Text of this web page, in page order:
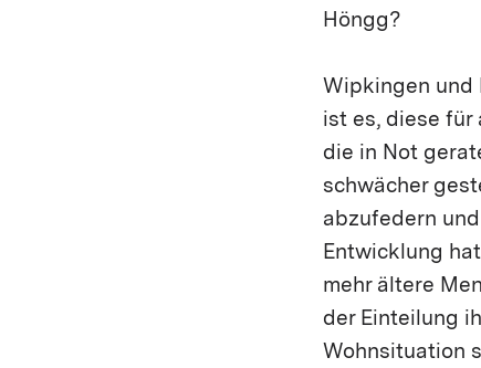
Höngg?
Wipkingen und
ist es, diese für
die in Not
schwächer
abzufedern
Entwicklung
mehr ältere
der Einteilung
Wohnsituation